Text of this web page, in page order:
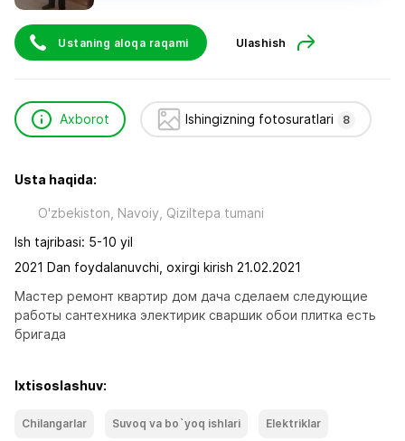
Ustaning aloqa raqami Ulashish
Axborot Ishingizning fotosuratlari 8
Usta haqida:
O'zbekiston, Navoiy, Qiziltepa tumani
Ish tajribasi: 5-10 yil
2021 Dan foydalanuvchi, oxirgi kirish 21.02.2021
Мастер ремонт квартир дом дача сделаем следующие
работы сантехника электирик сваршик обои плитка есть
бригада
Ixtisoslashuv:
Chilangarlar Suvoq va bo`yoq ishlari Elektriklar